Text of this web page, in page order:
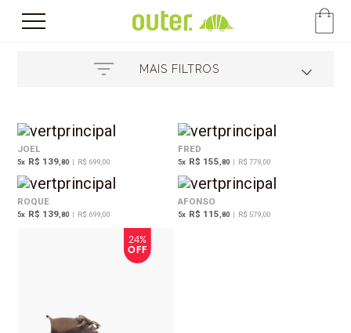
MAIS FILTROS
JOEL
5x R$ 139 ,80 | R$ 699,00
FRED
5x R$ 155 ,80 | R$ 779,00
ROQUE
5x R$ 139 ,80 | R$ 699,00
AFONSO
5x R$ 115 ,80 | R$ 579,00
24%
OFF